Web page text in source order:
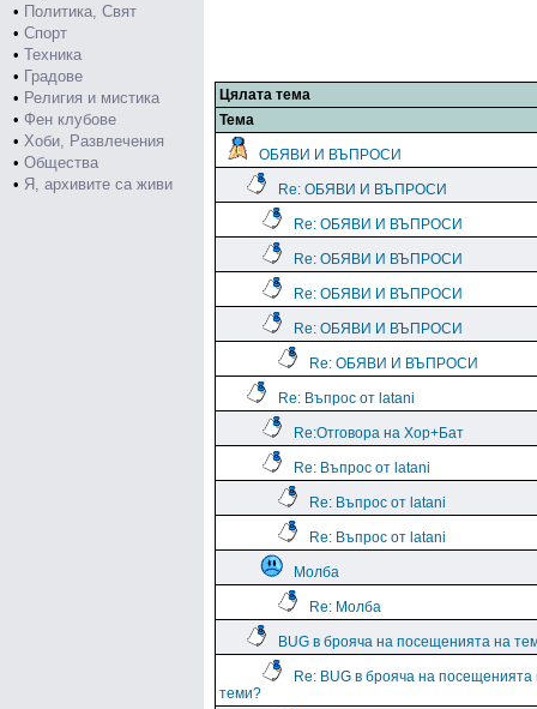
• Политика, Свят
• Спорт
• Техника
• Градове
• Религия и мистика
• Фен клубове
• Хоби, Развлечения
• Общества
• Я, архивите са живи
Цялата тема
Тема
ОБЯВИ И ВЪПРОСИ
Re: ОБЯВИ И ВЪПРОСИ
Re: ОБЯВИ И ВЪПРОСИ
Re: ОБЯВИ И ВЪПРОСИ
Re: ОБЯВИ И ВЪПРОСИ
Re: ОБЯВИ И ВЪПРОСИ
Re: ОБЯВИ И ВЪПРОСИ
Re: Въпрос от latani
Re:Отговора на Хор+Бат
Re: Въпрос от latani
Re: Въпрос от latani
Re: Въпрос от latani
Молба
Re: Молба
BUG в брояча на посещенията на
Re: BUG в брояча на посещенията
теми?